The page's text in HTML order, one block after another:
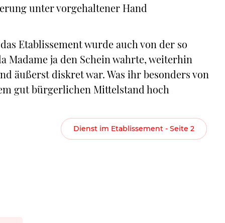
unter vorgehaltener Hand
Etablissement wurde auch von der so
Madame ja den Schein wahrte, weiterhin
äußerst diskret war. Was ihr besonders von
gut bürgerlichen Mittelstand hoch
Dienst im Etablissement - Seite 2